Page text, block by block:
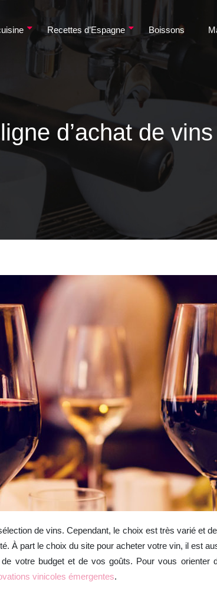
Recettes d’Espagne Boissons
d’achat de
de vins. Cependant, le choix est très varié et
À part le choix du site pour acheter votre vin, il est
votre budget et de vos goûts. Pour vous orienter
vinicoles émergentes.